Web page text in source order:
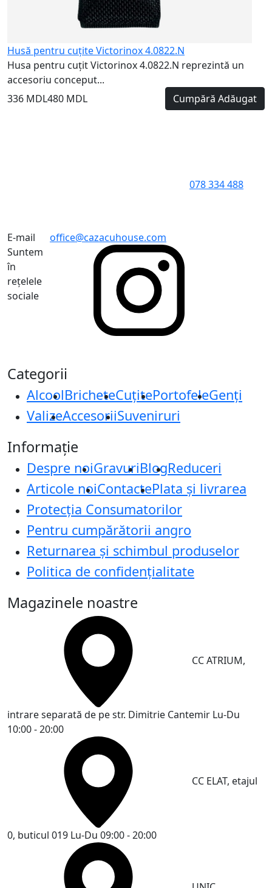
Husă pentru cuțite Victorinox 4.0822.N
Husa pentru cuțit Victorinox 4.0822.N reprezintă un
accesoriu conceput...
336 MDL480 MDL Cumpără Adăugat
078 334 488
E-mail
office@cazacuhouse.com
Suntem
în
rețelele
sociale
Categorii
AlcoolBricheteCuțitePortofeleGenți
ValizeAccesoriiSuveniruri
Informație
Despre noiGravuriBlogReduceri
Articole noiContactePlata și livrarea
Protecţia Consumatorilor
Pentru cumpărătorii angro
Returnarea și schimbul produselor
Politica de confidențialitate
Magazinele noastre
CC ATRIUM,
intrare separată de pe str. Dimitrie Cantemir Lu-Du
10:00 - 20:00
CC ELAT, etajul
0, buticul 019 Lu-Du 09:00 - 20:00